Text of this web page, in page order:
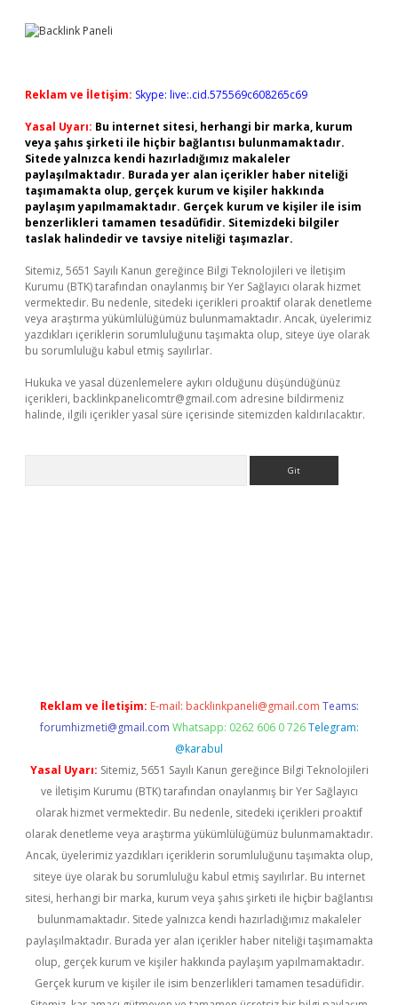
Reklam ve İletişim: Skype: live:.cid.575569c608265c69
Yasal Uyarı: Bu internet sitesi, herhangi bir marka, kurum
veya şahıs şirketi ile hiçbir bağlantısı bulunmamaktadır.
Sitede yalnızca kendi hazırladığımız makaleler
paylaşılmaktadır. Burada yer alan içerikler haber niteliği
taşımamakta olup, gerçek kurum ve kişiler hakkında
paylaşım yapılmamaktadır. Gerçek kurum ve kişiler ile isim
benzerlikleri tamamen tesadüfidir. Sitemizdeki bilgiler
taslak halindedir ve tavsiye niteliği taşımazlar.
Sitemiz, 5651 Sayılı Kanun gereğince Bilgi Teknolojileri ve İletişim
Kurumu (BTK) tarafından onaylanmış bir Yer Sağlayıcı olarak hizmet
vermektedir. Bu nedenle, sitedeki içerikleri proaktif olarak denetleme
veya araştırma yükümlülüğümüz bulunmamaktadır. Ancak, üyelerimiz
yazdıkları içeriklerin sorumluluğunu taşımakta olup, siteye üye olarak
bu sorumluluğu kabul etmiş sayılırlar.
Hukuka ve yasal düzenlemelere aykırı olduğunu düşündüğünüz
içerikleri, backlinkpanelicomtr@gmail.com adresine bildirmeniz
halinde, ilgili içerikler yasal süre içerisinde sitemizden kaldırılacaktır.
Reklam ve İletişim: E-mail: backlinkpaneli@gmail.com Teams:
forumhizmeti@gmail.com Whatsapp: 0262 606 0 726 Telegram:
@karabul
Yasal Uyarı: Sitemiz, 5651 Sayılı Kanun gereğince Bilgi Teknolojileri
ve İletişim Kurumu (BTK) tarafından onaylanmış bir Yer Sağlayıcı
olarak hizmet vermektedir. Bu nedenle, sitedeki içerikleri proaktif
olarak denetleme veya araştırma yükümlülüğümüz bulunmamaktadır.
Ancak, üyelerimiz yazdıkları içeriklerin sorumluluğunu taşımakta olup,
siteye üye olarak bu sorumluluğu kabul etmiş sayılırlar. Bu internet
sitesi, herhangi bir marka, kurum veya şahıs şirketi ile hiçbir bağlantısı
bulunmamaktadır. Sitede yalnızca kendi hazırladığımız makaleler
paylaşılmaktadır. Burada yer alan içerikler haber niteliği taşımamakta
olup, gerçek kurum ve kişiler hakkında paylaşım yapılmamaktadır.
Gerçek kurum ve kişiler ile isim benzerlikleri tamamen tesadüfidir.